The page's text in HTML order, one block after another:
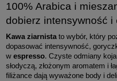
100% Arabica i
dobierz intensywność i
Kawa ziarnista to wybór, który
dopasować intensywność,
w espresso. Czyste odmiany
słodyczą, złożonym aromatem i
filiżance dają wyważone body i